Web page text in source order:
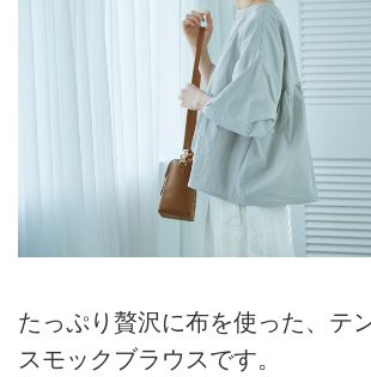
たっぷり贅沢に布を使った、テ
スモックブラウスです。